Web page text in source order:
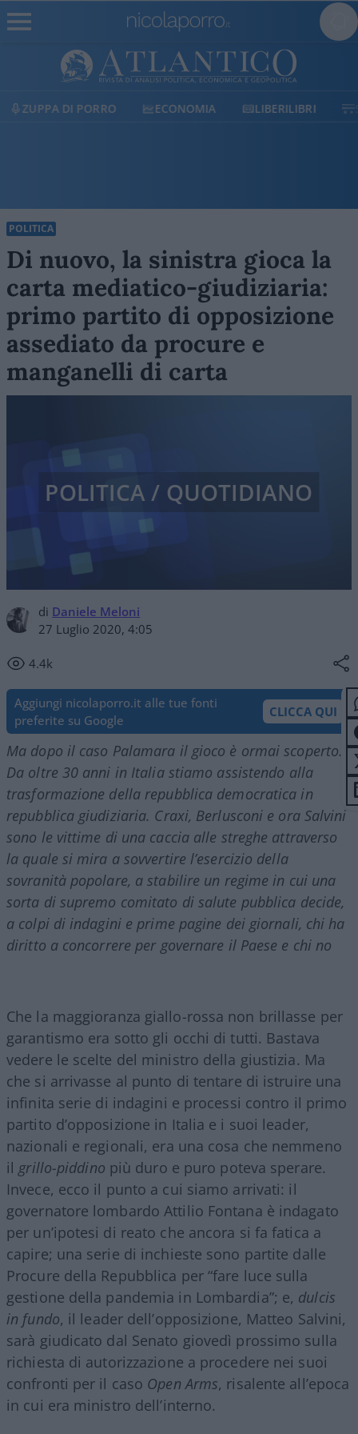
ECONOMIA LIBERILIBRI SHOP SOSTIENICI
POLITICA
Di nuovo, la sinistra gioca la
carta mediatico-giudiziaria:
primo partito di opposizione
assediato da procure e
manganelli di carta
di Daniele Meloni
27 Luglio 2020, 4:05
4.4k
POLITICA / QUOTIDIANO
Aggiungi nicolaporro.it alle tue fonti
preferite su Google
CLICCA QUI
Ma dopo il caso Palamara il gioco è ormai scoperto…
Da oltre 30 anni in Italia stiamo assistendo alla
trasformazione della repubblica democratica in
repubblica giudiziaria. Craxi, Berlusconi e ora Salvini
sono le vittime di una caccia alle streghe attraverso
la quale si mira a sovvertire l’esercizio della
sovranità popolare, a stabilire un regime in cui una
sorta di supremo comitato di salute pubblica decide,
a colpi di indagini e prime pagine dei giornali, chi ha
diritto a concorrere per governare il Paese e chi no
Che la maggioranza giallo-rossa non brillasse per
garantismo era sotto gli occhi di tutti. Bastava
vedere le scelte del ministro della giustizia. Ma
che si arrivasse al punto di tentare di istruire una
infinita serie di indagini e processi contro il primo
partito d’opposizione in Italia e i suoi leader,
nazionali e regionali, era una cosa che nemmeno
il grillo-piddino più duro e puro poteva sperare.
Invece, ecco il punto a cui siamo arrivati: il
governatore lombardo Attilio Fontana è indagato
per un’ipotesi di reato che ancora si fa fatica a
capire; una serie di inchieste sono partite dalle
Procure della Repubblica per “fare luce sulla
gestione della pandemia in Lombardia”; e, dulcis
in fundo, il leader dell’opposizione, Matteo Salvini,
sarà giudicato dal Senato giovedì prossimo sulla
richiesta di autorizzazione a procedere nei suoi
confronti per il caso Open Arms, risalente all’epoca
in cui era ministro dell’interno.